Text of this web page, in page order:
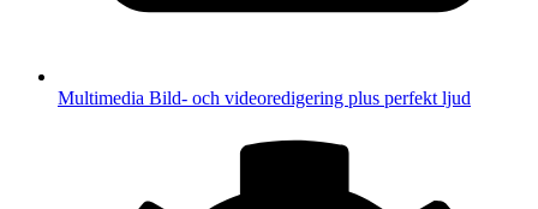
Multimedia Bild- och videoredigering plus perfekt ljud